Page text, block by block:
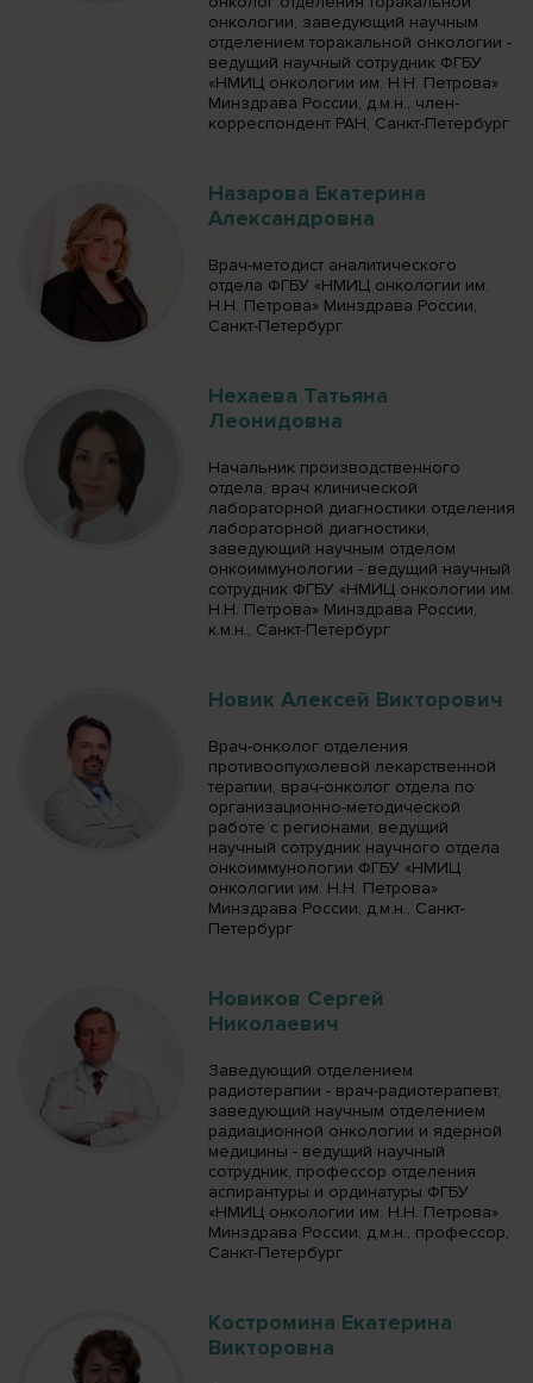
онкологии, заведующий научным
отделением торакальной онкологии -
ведущий научный сотрудник ФГБУ
«НМИЦ онкологии им. Н.Н. Петрова»
Минздрава России, д.м.н., член-
корреспондент РАН, Санкт-Петербург
Назарова Екатерина
Александровна
Врач-методист аналитического
отдела ФГБУ «НМИЦ онкологии им.
Н.Н. Петрова» Минздрава России,
Санкт-Петербург
Нехаева Татьяна
Леонидовна
Начальник производственного
отдела, врач клинической
лабораторной диагностики отделения
лабораторной диагностики,
заведующий научным отделом
онкоиммунологии - ведущий научный
сотрудник ФГБУ «НМИЦ онкологии им.
Н.Н. Петрова» Минздрава России,
к.м.н., Санкт-Петербург
Новик Алексей Викторович
Врач-онколог отделения
противоопухолевой лекарственной
терапии, врач-онколог отдела по
организационно-методической
работе с регионами, ведущий
научный сотрудник научного отдела
онкоиммунологии ФГБУ «НМИЦ
онкологии им. Н.Н. Петрова»
Минздрава России, д.м.н., Санкт-
Петербург
Новиков Сергей
Николаевич
Заведующий отделением
радиотерапии - врач-радиотерапевт,
заведующий научным отделением
радиационной онкологии и ядерной
медицины - ведущий научный
сотрудник, профессор отделения
аспирантуры и ординатуры ФГБУ
«НМИЦ онкологии им. Н.Н. Петрова»
Минздрава России, д.м.н., профессор,
Санкт-Петербург
Костромина Екатерина
Викторовна